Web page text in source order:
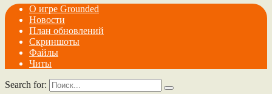
О игре Grounded
Новости
План обновлений
Скриншоты
Файлы
Читы
Search for: